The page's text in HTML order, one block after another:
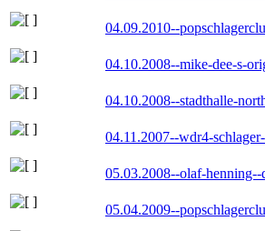
04.09.2010--
04.10.2008--mike-dee-s-
04.10.2008--stadthalle-
04.11.2007--wdr4-
05.03.2008--olaf-
05.04.2009--